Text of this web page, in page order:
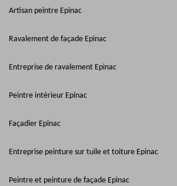
Artisan peintre Epinac
Ravalement de façade Epinac
Entreprise de ravalement Epinac
Peintre intérieur Epinac
Façadier Epinac
Entreprise peinture sur tuile et toiture Epinac
Peintre et peinture de façade Epinac